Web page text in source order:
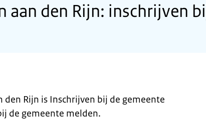
aan den Rijn: inschrijven
den Rijn is Inschrijven bij de gemeente
de gemeente melden.